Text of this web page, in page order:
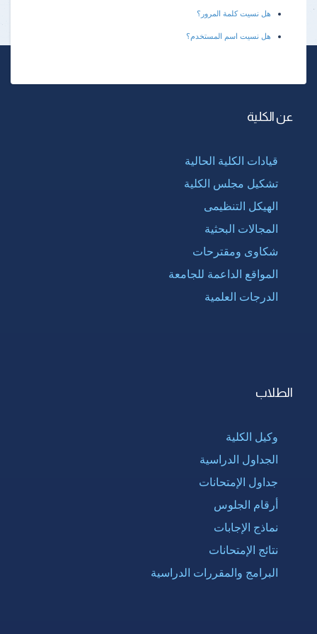
هل نسيت كلمة المرور؟
هل نسيت اسم المستخدم؟
عن الكلية
قيادات الكلية الحالية
تشكيل مجلس الكلية
الهيكل التنظيمى
المجالات البحثية
شكاوى ومقترحات
المواقع الداعمة للجامعة
الدرجات العلمية
الطلاب
وكيل الكلية
الجداول الدراسية
جداول الإمتحانات
أرقام الجلوس
نماذج الإجابات
نتائج الإمتحانات
البرامج والمقررات الدراسية